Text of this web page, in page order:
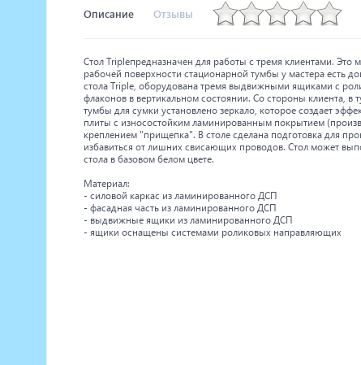
Описание Отзывы
Стол Tripleпредназначен для работы с тремя клиентами.
рабочей поверхности стационарной тумбы у мастера есть
стола Triple, оборудована тремя выдвижными ящиками с
флаконов в вертикальном состоянии. Со стороны клиента,
тумбы для сумки установлено зеркало, которое создает
плиты с износостойким ламинированным покрытием
креплением "прищепка". В столе сделана подготовка для
избавиться от лишних свисающих проводов. Стол может
стола в базовом белом цвете.
Материал:
- силовой каркас из ламинированного ДСП
- фасадная часть из ламинированного ДСП
- выдвижные ящики из ламинированного ДСП
- ящики оснащены системами роликовых направляющих